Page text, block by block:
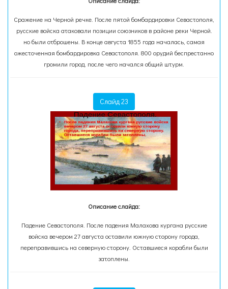
Сражение на Черной речке. После пятой бомбардировки Севастополя,
русские войска атаковали позиции союзников в районе реки Черной.
но были отброшены. В конце августа 1855 года началась, самая
ожесточенная бомбардировка Севастополя. 800 орудий беспрестанно
громили город, после чего начался общий штурм.
Слайд 23
Описание слайда:
Падение Севастополя. После падения Малахова кургана русские
войска вечером 27 августа оставили южную сторону города,
переправившись на северную сторону. Оставшиеся корабли были
затоплены.